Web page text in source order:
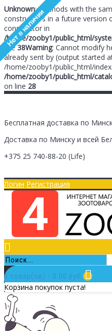
Unknown: Methods with the
constructors in a future version
constructor in
/home/zooby1/public_html/
line38Warning: Cannot modify
already sent by (output started
/home/zooby1/public_html/
/home/zooby1/public_html/
on line 28
Бесплатная доставка по
Доставка по Минску и всей
+375 25 740-88-20 (Life)
Логин Регистрация
0 товар(ов) - 0.00 руб.
Корзина покупок пуста!